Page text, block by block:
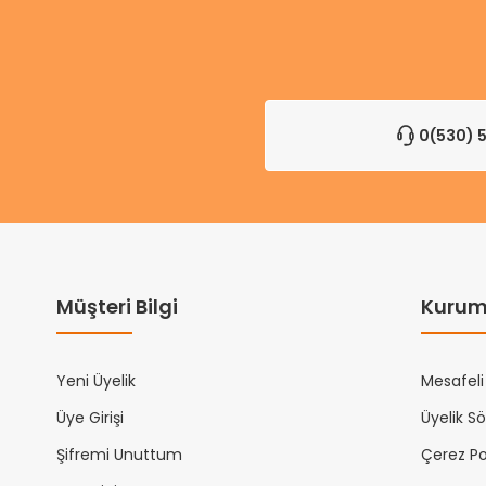
0(530)
Müşteri Bilgi
Yeni Üyelik
Üye Girişi
Şifremi Unuttum
Mesafeli
Üyelik
Çerez